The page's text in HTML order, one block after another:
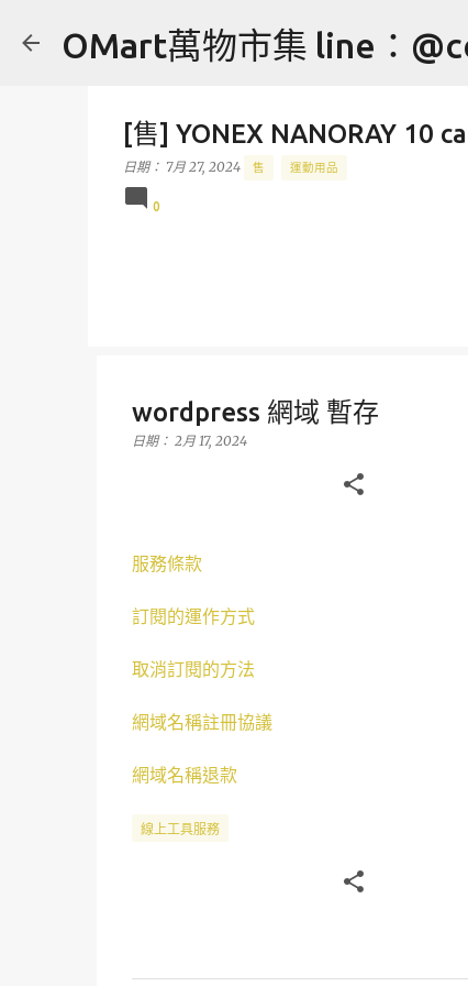
OMart萬物市集 line：
[售] YONEX NANORAY 10
日期： 7月 27, 2024 售 運動用品
0
wordpress 網域 暫存
日期： 2月 17, 2024
服務條款
訂閱的運作方式
取消訂閱的方法
網域名稱註冊協議
網域名稱退款
線上工具服務